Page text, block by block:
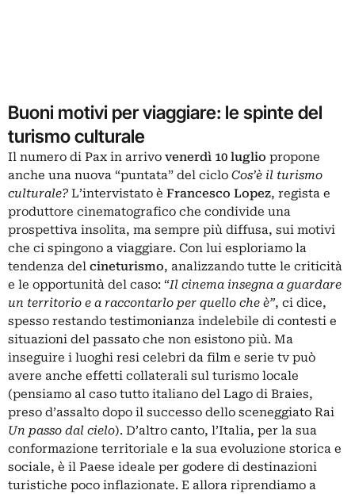
Buoni motivi per viaggiare: le spinte del
turismo culturale
Il numero di Pax in arrivo venerdì 10 luglio propone
anche una nuova “puntata” del ciclo Cos’è il turismo
culturale? L’intervistato è Francesco Lopez, regista e
produttore cinematografico che condivide una
prospettiva insolita, ma sempre più diffusa, sui motivi
che ci spingono a viaggiare. Con lui esploriamo la
tendenza del cineturismo, analizzando tutte le criticità
e le opportunità del caso: “Il cinema insegna a guardare
un territorio e a raccontarlo per quello che è”, ci dice,
spesso restando testimonianza indelebile di contesti e
situazioni del passato che non esistono più. Ma
inseguire i luoghi resi celebri da film e serie tv può
avere anche effetti collaterali sul turismo locale
(pensiamo al caso tutto italiano del Lago di Braies,
preso d’assalto dopo il successo dello sceneggiato Rai
Un passo dal cielo). D’altro canto, l’Italia, per la sua
conformazione territoriale e la sua evoluzione storica e
sociale, è il Paese ideale per godere di destinazioni
turistiche poco inflazionate. E allora riprendiamo a